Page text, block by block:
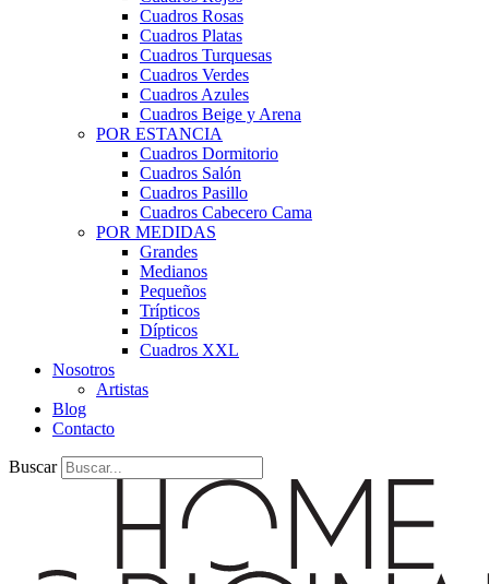
Cuadros Rosas
Cuadros Platas
Cuadros Turquesas
Cuadros Verdes
Cuadros Azules
Cuadros Beige y Arena
POR ESTANCIA
Cuadros Dormitorio
Cuadros Salón
Cuadros Pasillo
Cuadros Cabecero Cama
POR MEDIDAS
Grandes
Medianos
Pequeños
Trípticos
Dípticos
Cuadros XXL
Nosotros
Artistas
Blog
Contacto
Buscar